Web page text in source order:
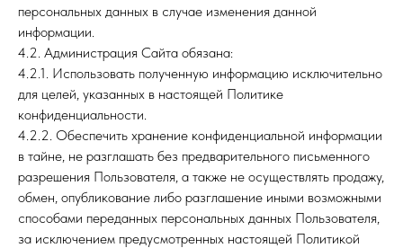
персональных данных в случае изменения данной
информации.
4.2. Администрация Сайта обязана:
4.2.1. Использовать полученную информацию исключительно
для целей, указанных в настоящей Политике
конфиденциальности.
4.2.2. Обеспечить хранение конфиденциальной информации
в тайне, не разглашать без предварительного письменного
разрешения Пользователя, а также не осуществлять продажу,
обмен, опубликование либо разглашение иными возможными
способами переданных персональных данных Пользователя,
за исключением предусмотренных настоящей Политикой